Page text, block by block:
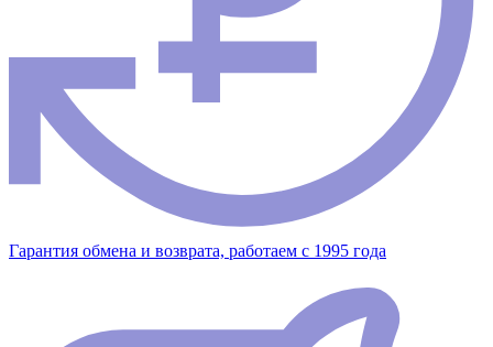
Гарантия обмена и возврата, работаем с 1995 года